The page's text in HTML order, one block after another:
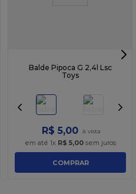
Balde Pipoca G 2,4l Lsc
Toys
R$ 5,00
em até 1x R$ 5,00sem juros
COMPRAR